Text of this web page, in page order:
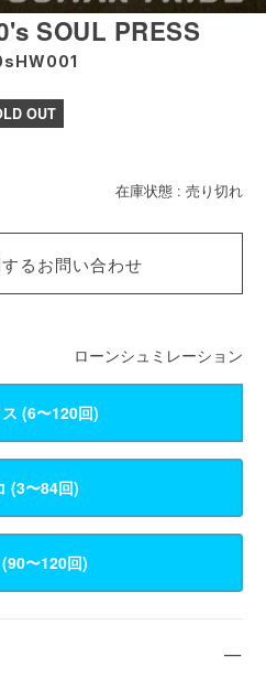
SOUL PRESS
OUT
在庫状態 : 売り切れ
るお問い合わせ
ローンシュミレーション
(6〜120回)